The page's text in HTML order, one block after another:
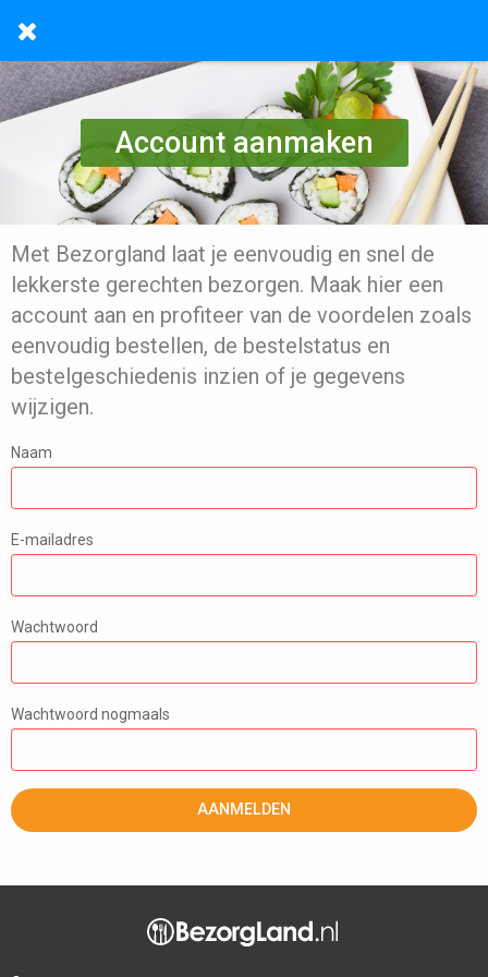
Account aanmaken
Met Bezorgland laat je eenvoudig en snel de
lekkerste gerechten bezorgen. Maak hier een
account aan en profiteer van de voordelen zoals
eenvoudig bestellen, de bestelstatus en
bestelgeschiedenis inzien of je gegevens
wijzigen.
Naam
E-mailadres
Wachtwoord
Wachtwoord nogmaals
AANMELDEN